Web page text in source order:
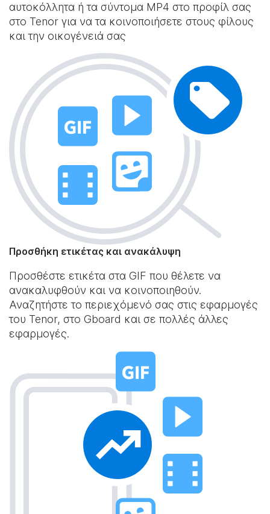
αυτοκόλλητα ή τα σύντομα MP4 στο προφίλ σας
στο Tenor για να τα κοινοποιήσετε στους φίλους
και την οικογένειά σας
Προσθήκη ετικέτας και ανακάλυψη
Προσθέστε ετικέτα στα GIF που θέλετε να
ανακαλυφθούν και να κοινοποιηθούν.
Αναζητήστε το περιεχόμενό σας στις εφαρμογές
του Tenor, στο Gboard και σε πολλές άλλες
εφαρμογές.